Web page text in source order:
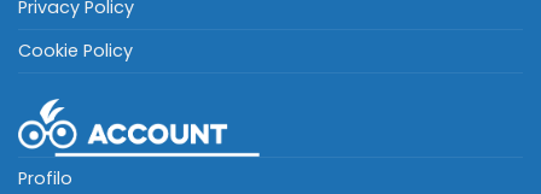
Privacy Policy
Cookie Policy
Profilo